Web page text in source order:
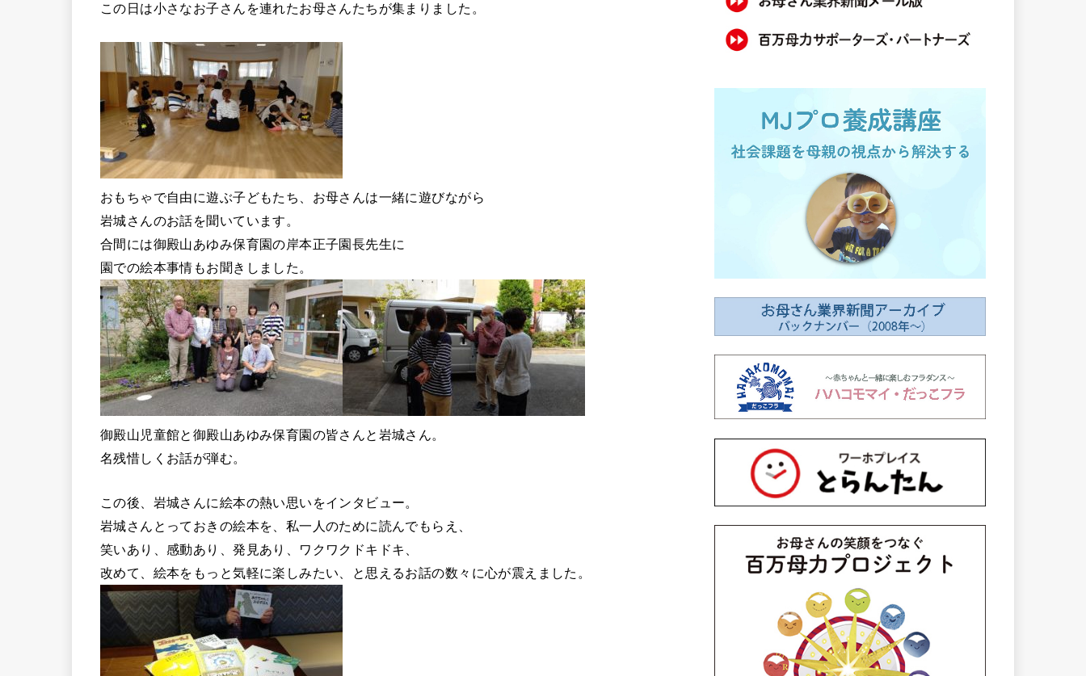
この日は小さなお子さんを連れたお母さんたちが集まりました。
おもちゃで自由に遊ぶ子どもたち、お母さんは一緒に遊びながら
岩城さんのお話を聞いています。
合間には御殿山あゆみ保育園の岸本正子園長先生に
園での絵本事情もお聞きしました。
御殿山児童館と御殿山あゆみ保育園の皆さんと岩城さん。
名残惜しくお話が弾む。
この後、岩城さんに絵本の熱い思いをインタビュー。
岩城さんとっておきの絵本を、私一人のために読んでもらえ、
笑いあり、感動あり、発見あり、ワクワクドキドキ、
改めて、絵本をもっと気軽に楽しみたい、と思えるお話の数々に心が震えました。